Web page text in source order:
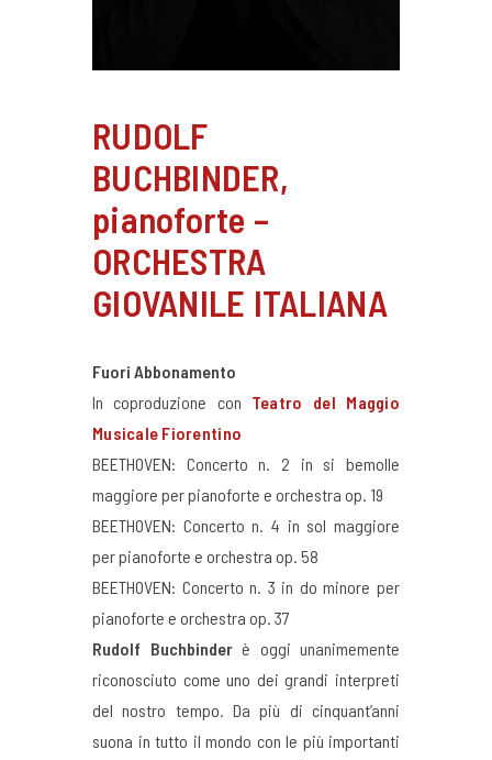
RUDOLF
BUCHBINDER,
pianoforte –
ORCHESTRA
GIOVANILE ITALIANA
Fuori Abbonamento
In coproduzione con Teatro del Maggio
Musicale Fiorentino
BEETHOVEN: Concerto n. 2 in si bemolle
maggiore per pianoforte e orchestra op. 19
BEETHOVEN: Concerto n. 4 in sol maggiore
per pianoforte e orchestra op. 58
BEETHOVEN: Concerto n. 3 in do minore per
pianoforte e orchestra op. 37
Rudolf Buchbinderè oggi unanimemente
riconosciuto come uno dei grandi interpreti
del nostro tempo. Da più di cinquant’anni
suona in tutto il mondo con le più importanti